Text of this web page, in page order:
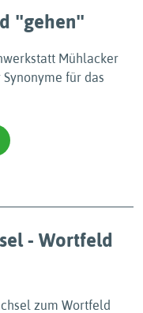
ʺgehenʺ
Mühlacker
für das
- Wortfeld
zum Wortfeld